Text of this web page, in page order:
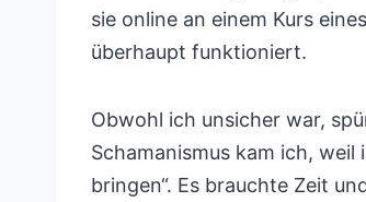
sie online an einem Kurs
überhaupt funktioniert.
Obwohl ich unsicher war,
Schamanismus kam ich,
bringen“. Es brauchte Zeit